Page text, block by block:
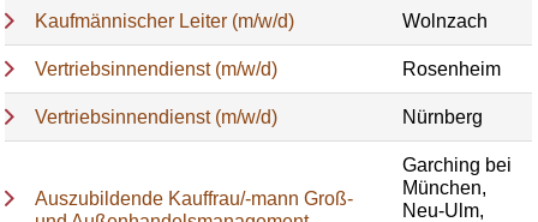
Kaufmännischer Leiter (m/w/d) Wolnzach
Vertriebsinnendienst (m/w/d) Rosenheim
Vertriebsinnendienst (m/w/d) Nürnberg
Auszubildende Kauffrau/-mann Groß-
Garching bei
München,
Neu-Ulm,